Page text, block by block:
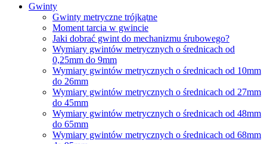
Gwinty
Gwinty metryczne trójkątne
Moment tarcia w gwincie
Jaki dobrać gwint do mechanizmu śrubowego?
Wymiary gwintów metrycznych o średnicach od
0,25mm do 9mm
Wymiary gwintów metrycznych o średnicach od 10mm
do 26mm
Wymiary gwintów metrycznych o średnicach od 27mm
do 45mm
Wymiary gwintów metrycznych o średnicach od 48mm
do 65mm
Wymiary gwintów metrycznych o średnicach od 68mm